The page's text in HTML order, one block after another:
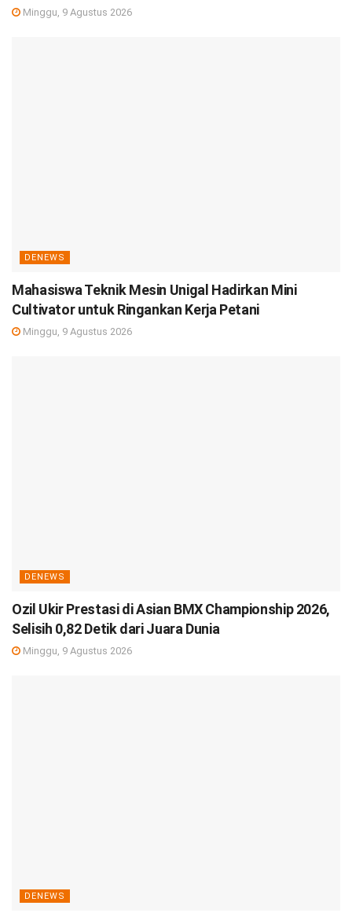
Minggu, 9 Agustus 2026
DENEWS
Mahasiswa Teknik Mesin Unigal Hadirkan Mini
Cultivator untuk Ringankan Kerja Petani
Minggu, 9 Agustus 2026
DENEWS
Ozil Ukir Prestasi di Asian BMX Championship 2026,
Selisih 0,82 Detik dari Juara Dunia
Minggu, 9 Agustus 2026
DENEWS